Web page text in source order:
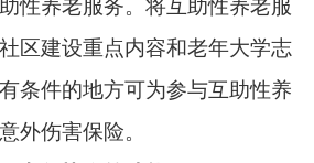
引导。 积极宣传互助性养老
主题宣传、政策解读、案
组织开展“互助养老主题